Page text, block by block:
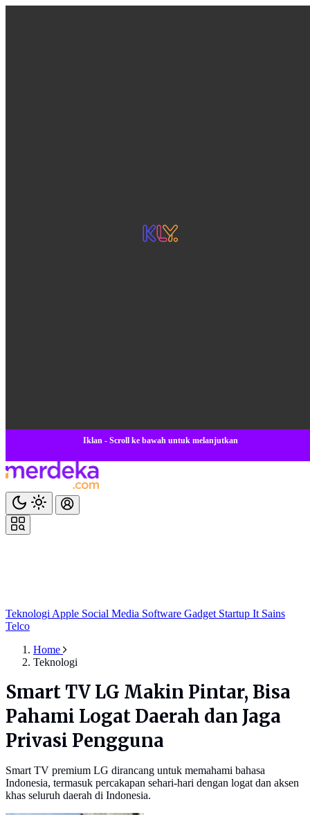
Iklan - Scroll ke bawah untuk melanjutkan
Teknologi Apple Social Media Software Gadget Startup It Sains
Telco
Home
Teknologi
Smart TV LG Makin Pintar, Bisa
Pahami Logat Daerah dan Jaga
Privasi Pengguna
Smart TV premium LG dirancang untuk memahami bahasa
Indonesia, termasuk percakapan sehari-hari dengan logat dan aksen
khas seluruh daerah di Indonesia.